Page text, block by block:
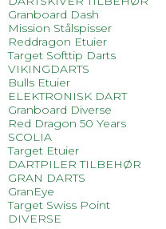
Granboard Dash
Mission Stålspisser
Reddragon Etuier
Target Softtip Darts
VIKINGDARTS
Bulls Etuier
ELEKTRONISK DART
Granboard Diverse
Red Dragon 50 Years
SCOLIA
Target Etuier
DARTPILER TILBEHØR
GRAN DARTS
GranEye
Target Swiss Point
DIVERSE